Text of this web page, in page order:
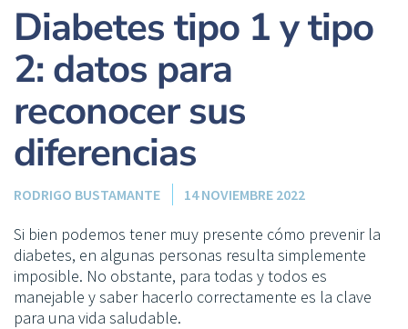
Diabetes tipo 1 y tipo
2: datos para
reconocer sus
diferencias
RODRIGO BUSTAMANTE 14 NOVIEMBRE 2022
Si bien podemos tener muy presente cómo prevenir la
diabetes, en algunas personas resulta simplemente
imposible. No obstante, para todas y todos es
manejable y saber hacerlo correctamente es la clave
para una vida saludable.